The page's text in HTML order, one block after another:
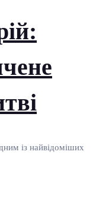
із найвідоміших